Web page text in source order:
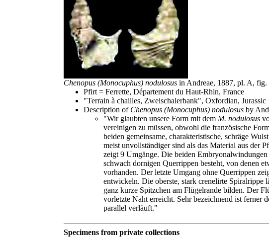
Chenopus (Monocuphus) nodulosus in Andreae, 1887, pl. A,
Pfirt = Ferrette, Département du Haut-Rhin, France
"Terrain à chailles, Zweischalerbank", Oxfordian, Jurassic
Description of Chenopus (Monocuphus) nodulosus by
"Wir glaubten unsere Form mit dem M. nodulosus
vereinigen zu müssen, obwohl die französische
beiden gemeinsame, charakteristische, schräge
meist unvollständiger sind als das Material aus der
zeigt 9 Umgänge. Die beiden
schwach dornigen Querrippen besteht, von denen
vorhanden. Der letzte Umgang ohne Querrippen
entwickeln. Die oberste, stark crenelirte Spiralrippe
ganz kurze Spitzchen am Flügelrande bilden. Der
vorletzte Naht erreicht. Sehr bezeichnend ist ferner
parallel verläuft."
Specimens from private collections